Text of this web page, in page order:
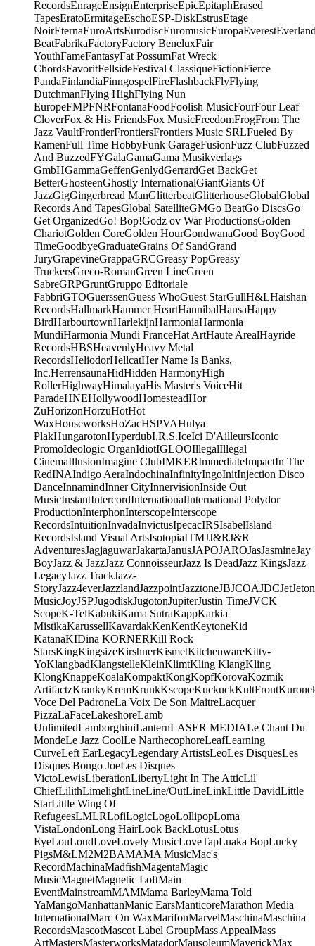
RecordsEnrageEnsignEnterpriseEpicEpitaphErased
TapesEratoErmitageEschoESP-DiskEstrusEtage
NoirEternaEuroArtsEurodiscEuromusicEuropaEverest
BeatFabrikaFactoryFactory BeneluxFair
YouthFameFantasyFat PossumFat Wreck
ChordsFavoritFellsideFestival ClassiqueFictionFierce
PandaFinlandiaFinngospelFireFlashbackFlyFlying
DutchmanFlying HighFlying Nun
EuropeFMPFNRFontanaFoodFoolish MusicFourFour Leaf
CloverFox & His FriendsFox MusicFreedomFrogFrom The
Jazz VaultFrontierFrontiersFrontiers Music SRLFueled By
RamenFull Time HobbyFunk GarageFusionFuzz ClubFuzzed
And BuzzedFYGalaGamaGama Musikverlags
GmbHGammaGeffenGenlydGerrardGet BackGet
BetterGhosteenGhostly InternationalGiantGiants Of
JazzGigGingerbread ManGlitterbeatGlitterhouseGlobalGlobal
Records And TapesGlobal SatelliteGMGo BeatGo DiscsGo
Get OrganizedGo! Bop!Godz ov War ProductionsGolden
ChariotGolden CoreGolden HourGondwanaGood BoyGood
TimeGoodbyeGraduateGrains Of SandGrand
JuryGrapevineGrappaGRCGreasy PopGreasy
TruckersGreco-RomanGreen LineGreen
SabreGRPGruntGruppo Editoriale
FabbriGTOGuerssenGuess WhoGuest StarGullH&LHaishan
RecordsHallmarkHammer HeartHannibalHansaHappy
BirdHarbourtownHarlekijnHarmoniaHarmonia
MundiHarmonia Mundi FranceHat ArtHaute ArealHayride
RecordsHBSHeavenlyHeavy Metal
RecordsHeliodorHellcatHer Name Is Banks,
Inc.HerrensaunaHidHidden HarmonyHigh
RollerHighwayHimalayaHis Master's VoiceHit
ParadeHNEHollywoodHomesteadHor
ZuHorizonHorzuHotHot
WaxHouseworksHoZacHSPVAHulya
PlakHungarotonHyperdubI.R.S.IceIci D'AilleursIconic
PromoIdeologic OrganIdiotIGLOOIllegalIllegal
CinemaIllusionImagine ClubIMKERImmediateImpactIn The
RedINAIndigo AeraIndochinaInfinityIngoInitInjection Disco
DanceInnamindInner CityInnervisionInside Out
MusicInstantIntercordInternationalInternational Polydor
ProductionInterphonInterscopeInterscope
RecordsIntuitionInvadaInvictusIpecacIRSIsabelIsland
RecordsIsland Visual ArtsIsotopiaITMJJ&RJ&R
AdventuresJagjaguwarJakartaJanusJAPOJAROJasJasmineJay
BoyJazz & JazzJazz ConnoisseurJazz Is DeadJazz KingsJazz
LegacyJazz TrackJazz-
StoryJazz4everJazzlandJazzpointJazztoneJBJCOAJDCJetJeton
MusicJoyJSPJugodiskJugotonJupiterJustin TimeJVCK
ScopeK-TelKabukiKama SutraKappKarkia
MistikaKarussellKavardakKenKentKeytoneKid
KatanaKIDina KORNERKill Rock
StarsKingKingsizeKirshnerKismetKitchenwareKitty-
YoKlangbadKlangstelleKleinKlimtKling KlangKling
KlongKnappeKoalaKompaktKongKopfKorovaKozmik
ArtifactzKrankyKremKrunkKscopeKuckuckKultFront
Voce Del PadroneLa Voix De Son MaitreLacquer
PizzaLaFaceLakeshoreLamb
UnlimitedLamborghiniLanternLASER MEDIALe Chant Du
MondeLe Jazz CoolLe NarthecophoreLeafLearning
CurveLeft EarLegacyLegendary ArtistsLeoLes DisquesLes
Disques Bongo JoeLes Disques
VictoLewisLiberationLibertyLight In The AtticLil'
ChiefLilithLimelightLineLine/OutLineLinkLittle DavidLittle
StarLittle Wing Of
RefugeesLMLRLofiLogicLogoLollipopLoma
VistaLondonLong HairLook BackLotusLotus
EyeLouLoudLoveLovely MusicLoveTapLuaka BopLucky
PigsM&LM2M2BAMAMA MusicMac's
RecordMachinaMadfishMagentaMagic
MusicMagnetMagnetic LoftMain
EventMainstreamMAMMama BarleyMama Told
YaMangoManhattanManic EarsManticoreMarathon Media
InternationalMarc On WaxMarifonMarvelMaschinaMaschina
RecordsMascotMascot Label GroupMass AppealMass
ArtMastersMasterworksMatadorMausoleumMaverickMax